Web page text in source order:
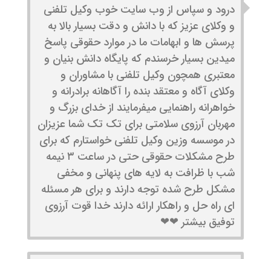
درود و سپاس از وب سایت خوب وکیل تلفنی
و وکلای عزیز که با دانش و دقت بسیار بالا به
پرسش ها و ابهامات ما در موارد حقوقی پاسخ
میدین بسیار خرسندم که پایگاه دانش بنیان و
معتبری همچون وکیل تلفنی با مشاوران و
وکلای آگاه و معتقد بنده را آگاهانه برادرانه و
خواهرانه راهنمایی میفرمایند از خدای بزرگ و
مهربان آرزوی سلامتی برای تک تک شما عزیزان
در موسسه وزین وکیل تلفنی خواستارم که برای
طرح مشکلات حقوقی حتی در ساعت ۳ نیمه
شب با ظرافت به لایه های پنهانی و مخفی
مشکل طرح شده توجه دارند و برای هر مسئله
ای راه حل و راهکار ارائه دارند خدا قوت آرزوی
توفیق بیشتر ❤❤